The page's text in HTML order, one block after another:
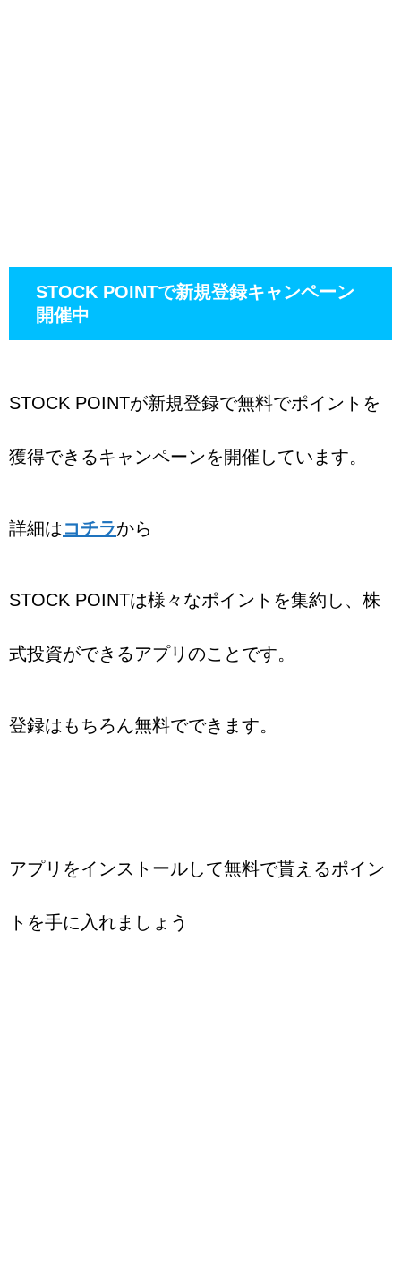
STOCK POINTで新規登録キャンペーン
開催中
STOCK POINTが新規登録で無料でポイントを
獲得できるキャンペーンを開催しています。
詳細は コチラから
STOCK POINTは様々なポイントを集約し、株
式投資ができるアプリのことです。
登録はもちろん無料でできます。
アプリをインストールして無料で貰えるポイン
トを手に入れましょう